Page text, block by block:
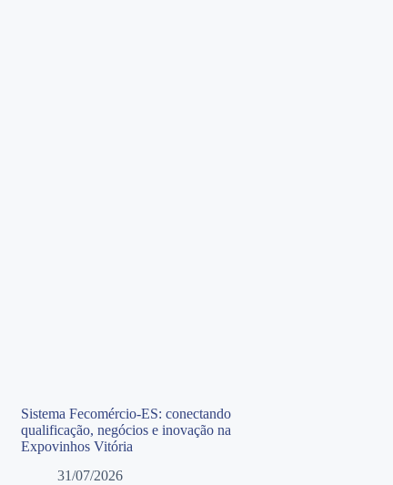
Sistema Fecomércio-ES: conectando
qualificação, negócios e inovação na
Expovinhos Vitória
31/07/2026